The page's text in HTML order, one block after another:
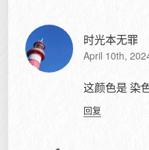
时光本无罪
April 10th,
这颜色是 染
回复